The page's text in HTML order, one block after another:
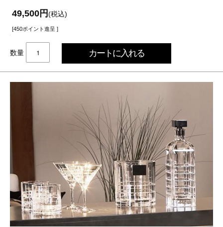
49,500円(税込)
[450ポイント進呈 ]
数量